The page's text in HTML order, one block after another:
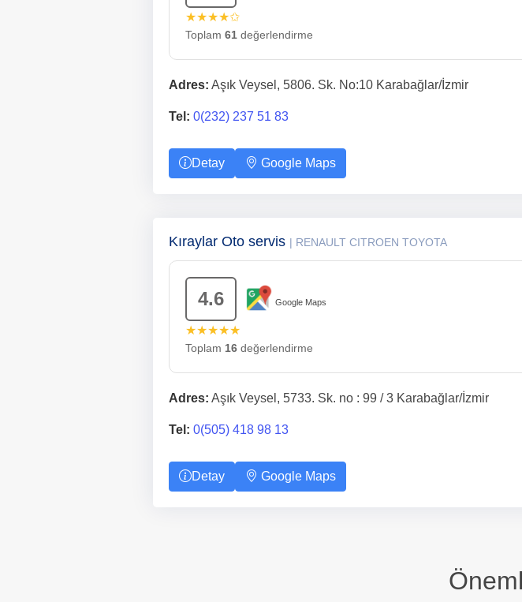
★★★★✩
Toplam 61değerlendirme
Adres: Aşık Veysel, 5806. Sk. No:10 Karabağlar/İzmir
Tel: 0(232) 237 51 83
Detay Google Maps
Kıraylar Oto servis | RENAULT CITROEN TOYOTA
4.6 Google Maps
★★★★★
Toplam 16değerlendirme
Adres: Aşık Veysel, 5733. Sk. no : 99 / 3 Karabağlar/İzmir
Tel: 0(505) 418 98 13
Detay Google Maps